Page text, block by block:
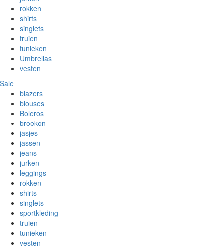
rokken
shirts
singlets
truien
tunieken
Umbrellas
vesten
Sale
blazers
blouses
Boleros
broeken
jasjes
jassen
jeans
jurken
leggings
rokken
shirts
singlets
sportkleding
truien
tunieken
vesten